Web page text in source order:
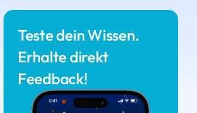
Teste dein Wissen.
Erhalte direkt
Feedback!